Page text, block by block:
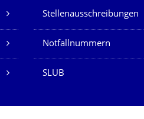
Stellenausschreibungen
Notfallnummern
SLUB